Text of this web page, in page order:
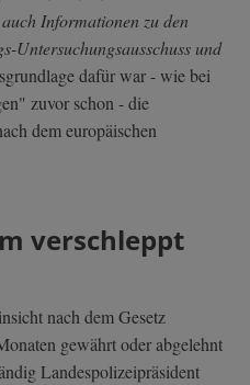
Informationen zu den
Untersuchungsausschuss und
dafür war - wie bei
zuvor schon - die
dem europäischen
verschleppt
nach dem Gesetz
gewährt oder abgelehnt
Landespolizeipräsident